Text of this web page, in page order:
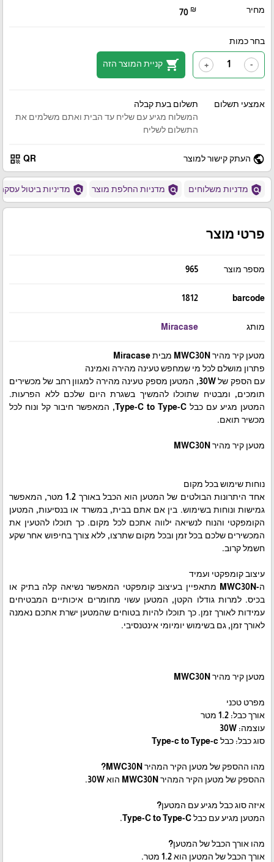
מחיר 70 ₪
בחר כמות
-
+
shopping_cart קניית המוצר הזה
אמצעי תשלום
תשלום בעת קבלה
המשלוח מגיע עם שליח עד הבית ואתם משלמים את
התשלום לשליח
public העתק קישור למוצר QR
qr_code
policy מדניות משלוחים policy מדניות החלפת מוצר policy מדיניות ביטול
פרטי מוצר
מספר מוצר 965
barcode
1812
מותג Miracase
מטען קיר מהיר MWC30N מבית Miracase
פתרון מושלם לכל מי שמחפש טעינה מהירה ואמינה
עם הספק של 30W, המטען מספק טעינה מהירה למגוון רחב של מכשירים
תומכים, ומבטיח שתוכלו להמשיך בשגרת היום שלכם ללא הפרעות.
המטען מגיע עם כבל Type-C to Type-C, המאפשר חיבור קל ונוח לכל
מכשיר תואם.
מטען קיר מהיר MWC30N
נוחות שימוש בכל מקום
אחד היתרונות הבולטים של המטען הוא הכבל באורך 1.2 מטר, המאפשר
גמישות ונוחות בשימוש. בין אם אתם בבית, במשרד או בנסיעות, המטען
הקומפקטי והנוח לנשיאה ילווה אתכם לכל מקום. כך תוכלו להטעין את
המכשירים שלכם בכל זמן ובכל מקום שתרצו, ללא צורך בחיפוש אחר שקע
חשמל קרוב.
עיצוב קומפקטי ועמיד
ה-MWC30N מתאפיין בעיצוב קומפקטי המאפשר נשיאה קלה בתיק או
בכיס. למרות גודלו הקטן, המטען עשוי מחומרים איכותיים המבטיחים
עמידות לאורך זמן. כך תוכלו להיות בטוחים שהמטען ישרת אתכם נאמנה
לאורך זמן, גם בשימוש יומיומי אינטנסיבי.
מטען קיר מהיר MWC30N
מפרט טכני
אורך כבל: 1.2 מטר
עוצמה: 30W
סוג כבל: כבל Type-c to Type-c
מהו ההספק של מטען הקיר המהיר MWC30N?
ההספק של מטען הקיר המהיר MWC30N הוא 30W.
איזה סוג כבל מגיע עם המטען?
המטען מגיע עם כבל Type-C to Type-C.
מהו אורך הכבל של המטען?
אורך הכבל של המטען הוא 1.2 מטר.